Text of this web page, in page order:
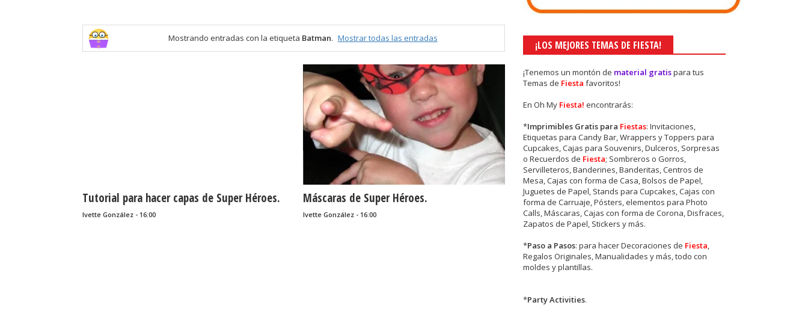
Mostrando entradas con la etiqueta Batman. Mostrar todas las entradas
Tutorial para hacer capas de Super Héroes.
Ivette González - 16:00
Máscaras de Super Héroes.
Ivette González - 16:00
¡LOS MEJORES TEMAS DE FIESTA!
¡Tenemos un montón de material gratispara tus
Temas de Fiestafavoritos!
En Oh My Fiesta!encontrarás:
*Imprimibles Gratis para Fiestas: Invitaciones,
Etiquetas para Candy Bar, Wrappers y Toppers para
Cupcakes, Cajas para Souvenirs, Dulceros, Sorpresas
o Recuerdos de Fiesta; Sombreros o Gorros,
Servilleteros, Banderines, Banderitas, Centros de
Mesa, Cajas con forma de Casa, Bolsos de Papel,
Juguetes de Papel, Stands para Cupcakes, Cajas con
forma de Carruaje, Pósters, elementos para Photo
Calls, Máscaras, Cajas con forma de Corona, Disfraces,
Zapatos de Papel, Stickers y más.
*Paso a Pasos: para hacer Decoraciones de Fiesta,
Regalos Originales, Manualidades y más, todo con
moldes y plantillas.
*Party Activities.